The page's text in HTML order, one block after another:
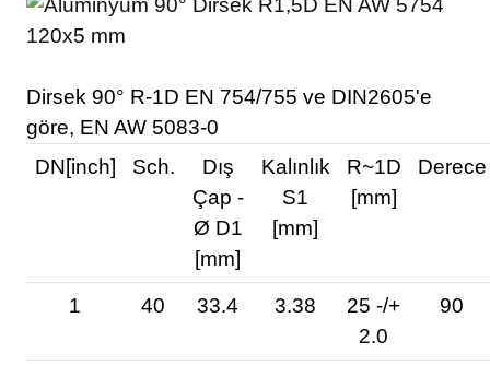
Dirsek 90° R-1D EN 754/755 ve DIN2605'e
göre, EN AW 5083-0
DN[inch]
Sch.
Dış
Çap -
Ø D1
[mm]
Kalınlık
S1
[mm]
R~1D
[mm]
Derece
1 40 33.4 3.38
25 -/+
2.0
90